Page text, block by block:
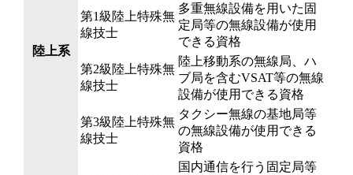
陸上系
第1級陸上特殊無
線技士
多重無線設備を用いた固
定局等の無線設備が使用
できる資格
第2級陸上特殊無
線技士
陸上移動系の無線局、ハ
ブ局を含むVSAT等の無線
設備が使用できる資格
第3級陸上特殊無
線技士
タクシー無線の基地局等
の無線設備が使用できる
資格
国内通信を行う固定局等